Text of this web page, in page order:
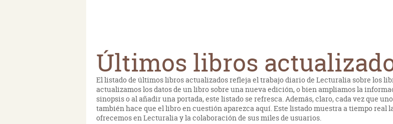
Últimos libros
El listado de últimos libros actualizados refleja el trabajo diario de Lecturalia sobre los
actualizamos los datos de un libro sobre una nueva edición, o bien ampliamos la
sinopsis o al añadir una portada, este listado se refresca. Además, claro, cada vez que
también hace que el libro en cuestión aparezca aquí. Este listado muestra a tiempo real
ofrecemos en Lecturalia y la colaboración de sus miles de usuarios.